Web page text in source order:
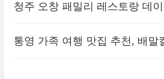
청주 오창 패밀리 레스토랑 데
통영 가족 여행 맛집 추천, 배말